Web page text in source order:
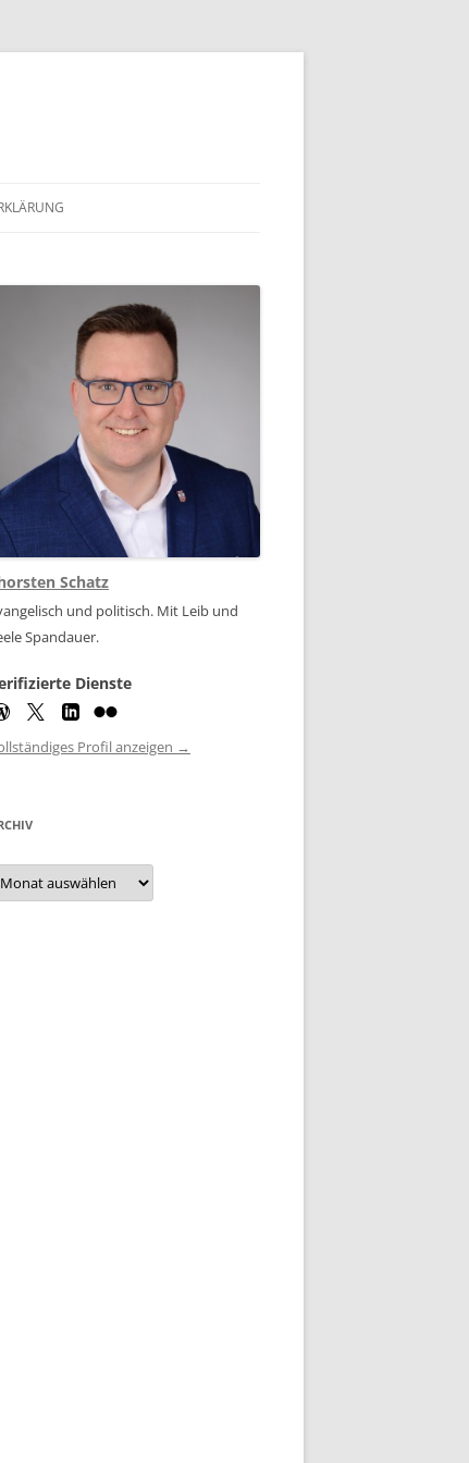
Schatz
und politisch. Mit Leib und
Spandauer.
Dienste
Profil anzeigen →